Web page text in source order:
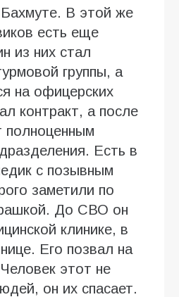
В этой же
есть еще
из них стал
группы, а
на офицерских
контракт, а после
полноценным
Есть в
с позывным
заметили по
До СВО он
клинике, в
Его позвал на
этот не
он их спасает.